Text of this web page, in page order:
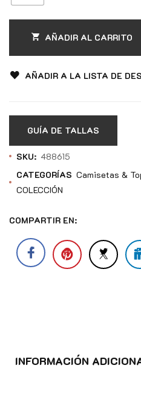
AÑADIR AL CARRITO
AÑADIR A LA LISTA DE
GUÍA DE TALLAS
SKU: 488615
CATEGORÍAS Camisetas &
COLECCIÓN
COMPARTIR EN:
INFORMACIÓN